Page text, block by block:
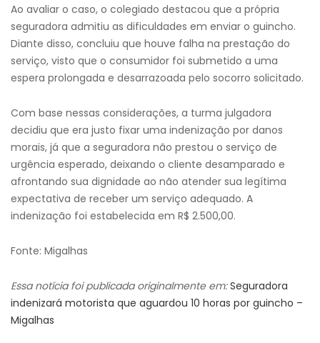
Ao avaliar o caso, o colegiado destacou que a própria
seguradora admitiu as dificuldades em enviar o guincho.
Diante disso, concluiu que houve falha na prestação do
serviço, visto que o consumidor foi submetido a uma
espera prolongada e desarrazoada pelo socorro solicitado.
Com base nessas considerações, a turma julgadora
decidiu que era justo fixar uma indenização por danos
morais, já que a seguradora não prestou o serviço de
urgência esperado, deixando o cliente desamparado e
afrontando sua dignidade ao não atender sua legítima
expectativa de receber um serviço adequado. A
indenização foi estabelecida em R$ 2.500,00.
Fonte: Migalhas
Essa notícia foi publicada originalmente em: Seguradora
indenizará motorista que aguardou 10 horas por guincho –
Migalhas